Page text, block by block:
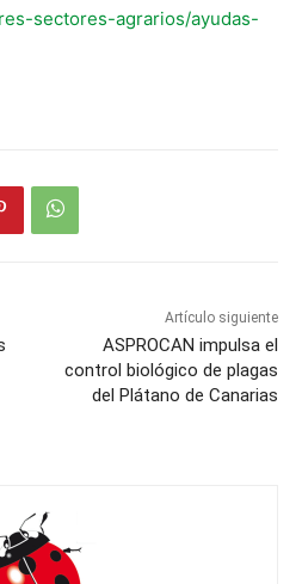
sectores-agrarios/ayudas-
Artículo siguiente
ASPROCAN impulsa el
control biológico de plagas
del Plátano de Canarias